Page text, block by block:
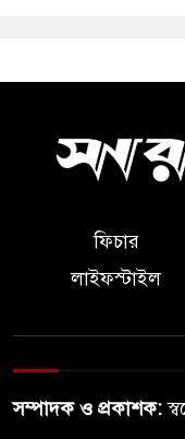
ফিচার
লাইফস্টাইল
সম্পাদক ও প্রকাশক: